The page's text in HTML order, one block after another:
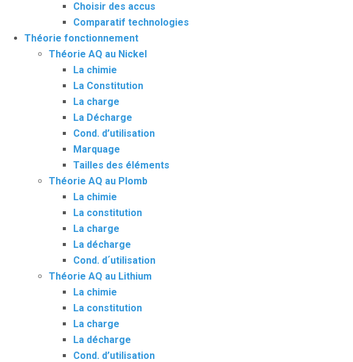
Choisir des accus
Comparatif technologies
Théorie fonctionnement
Théorie AQ au Nickel
La chimie
La Constitution
La charge
La Décharge
Cond. d’utilisation
Marquage
Tailles des éléments
Théorie AQ au Plomb
La chimie
La constitution
La charge
La décharge
Cond. d´utilisation
Théorie AQ au Lithium
La chimie
La constitution
La charge
La décharge
Cond. d’utilisation